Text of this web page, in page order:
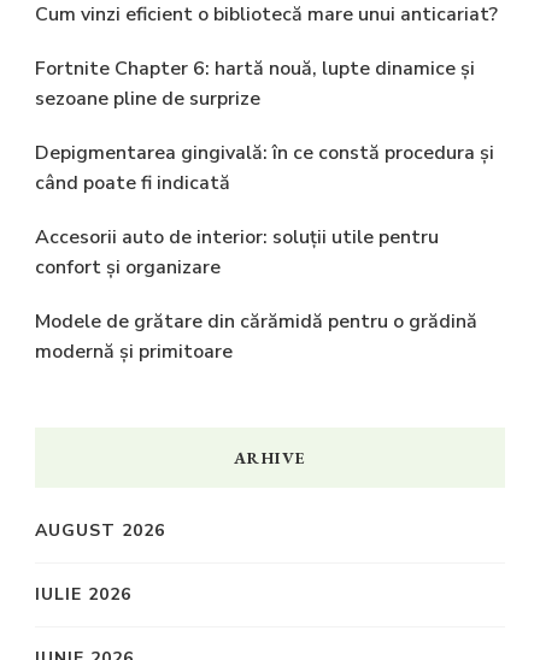
Cum vinzi eficient o bibliotecă mare unui anticariat?
Fortnite Chapter 6: hartă nouă, lupte dinamice și
sezoane pline de surprize
Depigmentarea gingivală: în ce constă procedura și
când poate fi indicată
Accesorii auto de interior: soluții utile pentru
confort și organizare
Modele de grătare din cărămidă pentru o grădină
modernă și primitoare
ARHIVE
AUGUST 2026
IULIE 2026